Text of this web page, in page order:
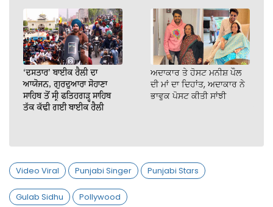
‘ਦਸਤਾਰ’ ਬਾਈਕ ਰੈਲੀ ਦਾ
ਆਯੋਜਨ, ਗੁਰਦੁਆਰਾ ਸੋਹਾਣਾ
ਸਾਹਿਬ ਤੋਂ ਸ੍ਰੀ ਫਤਿਹਗੜ੍ਹ ਸਾਹਿਬ
ਤੱਕ ਕੱਢੀ ਗਈ ਬਾਈਕ ਰੈਲੀ
ਅਦਾਕਾਰ ਤੇ ਹੋਸਟ ਮਨੀਸ਼ ਪੌਲ
ਦੀ ਮਾਂ ਦਾ ਦਿਹਾਂਤ, ਅਦਾਕਾਰ ਨੇ
ਭਾਵੁਕ ਪੋਸਟ ਕੀਤੀ ਸਾਂਝੀ
Video Viral Punjabi Singer Punjabi Stars
Gulab Sidhu Pollywood